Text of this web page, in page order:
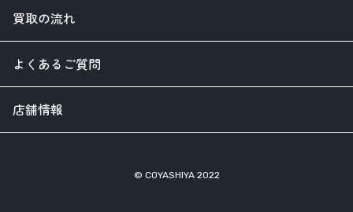
買取の流れ
よくあるご質問
店舗情報
© COYASHIYA 2022